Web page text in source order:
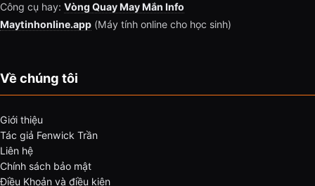
Công cụ hay: Vòng Quay May Mắn Info
Maytinhonline.app (Máy tính online cho học sinh)
Về chúng tôi
Giới thiệu
Tác giả Fenwick Trần
Liên hệ
Chính sách bảo mật
Điều Khoản và điều kiện